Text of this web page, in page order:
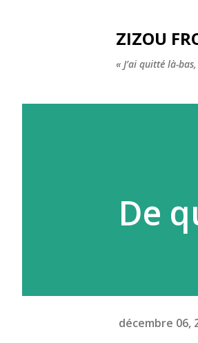
ZIZOU
« J’ai quitté là-
De
décembre 06,